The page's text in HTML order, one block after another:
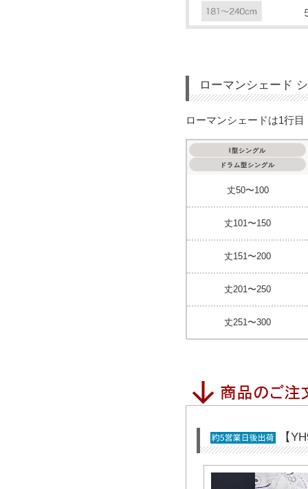
ローマンシェード
ローマンシェードは1行
I型シングル
ドラム型シングル
丈50〜100
丈101〜150
丈151〜200
丈201〜250
丈251〜300
【